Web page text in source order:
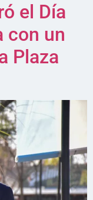
el Día
con un
Plaza